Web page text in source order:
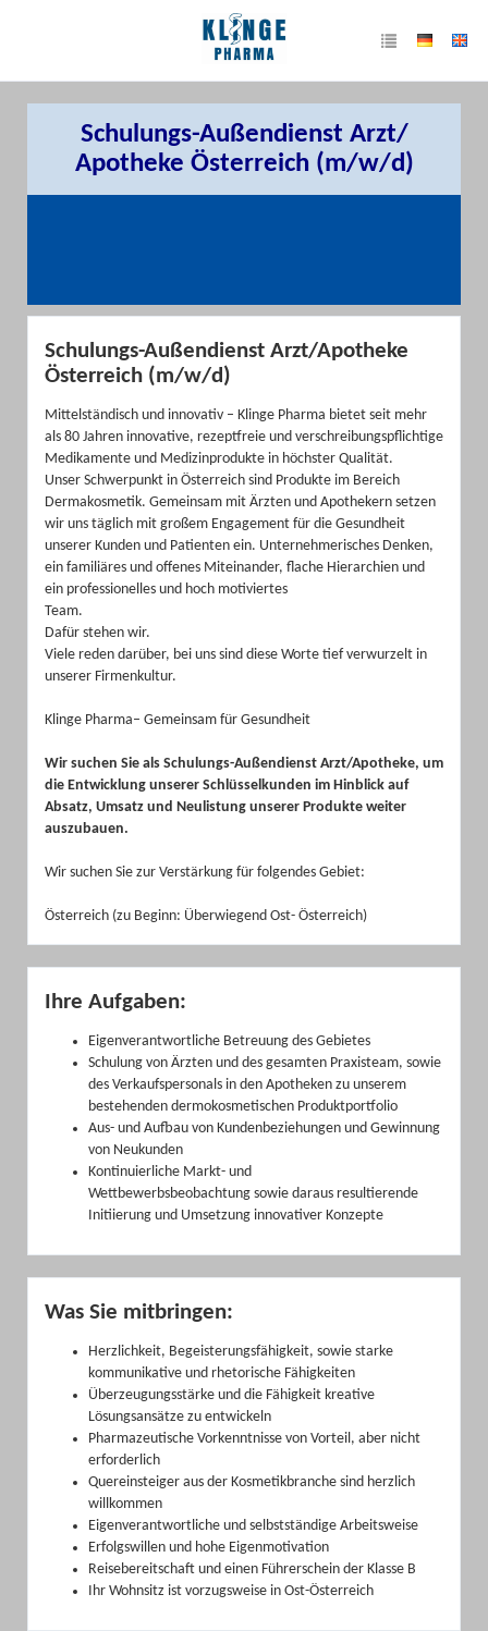
Schulungs-Außendienst Arzt/
Apotheke Österreich (m/w/d)
Schulungs-Außendienst Arzt/Apotheke
Österreich (m/w/d)
Mittelständisch und innovativ – Klinge Pharma bietet seit mehr
als 80 Jahren innovative, rezeptfreie und verschreibungspflichtige
Medikamente und Medizinprodukte in höchster Qualität.
Unser Schwerpunkt in Österreich sind Produkte im Bereich
Dermakosmetik. Gemeinsam mit Ärzten und Apothekern setzen
wir uns täglich mit großem Engagement für die Gesundheit
unserer Kunden und Patienten ein. Unternehmerisches Denken,
ein familiäres und offenes Miteinander, flache Hierarchien und
ein professionelles und hoch motiviertes
Team.
Dafür stehen wir.
Viele reden darüber, bei uns sind diese Worte tief verwurzelt in
unserer Firmenkultur.
Klinge Pharma– Gemeinsam für Gesundheit
Wir suchen Sie als Schulungs-Außendienst Arzt/Apotheke, um
die Entwicklung unserer Schlüsselkunden im Hinblick auf
Absatz, Umsatz und Neulistung unserer Produkte weiter
auszubauen.
Wir suchen Sie zur Verstärkung für folgendes Gebiet:
Österreich (zu Beginn: Überwiegend Ost- Österreich)
Ihre Aufgaben:
Eigenverantwortliche Betreuung des Gebietes
Schulung von Ärzten und des gesamten Praxisteam, sowie
des Verkaufspersonals in den Apotheken zu unserem
bestehenden dermokosmetischen Produktportfolio
Aus- und Aufbau von Kundenbeziehungen und Gewinnung
von Neukunden
Kontinuierliche Markt- und
Wettbewerbsbeobachtung sowie daraus resultierende
Initiierung und Umsetzung innovativer Konzepte
Was Sie mitbringen:
Herzlichkeit, Begeisterungsfähigkeit, sowie starke
kommunikative und rhetorische Fähigkeiten
Überzeugungsstärke und die Fähigkeit kreative
Lösungsansätze zu entwickeln
Pharmazeutische Vorkenntnisse von Vorteil, aber nicht
erforderlich
Quereinsteiger aus der Kosmetikbranche sind herzlich
willkommen
Eigenverantwortliche und selbstständige Arbeitsweise
Erfolgswillen und hohe Eigenmotivation
Reisebereitschaft und einen Führerschein der Klasse B
Ihr Wohnsitz ist vorzugsweise in Ost-Österreich